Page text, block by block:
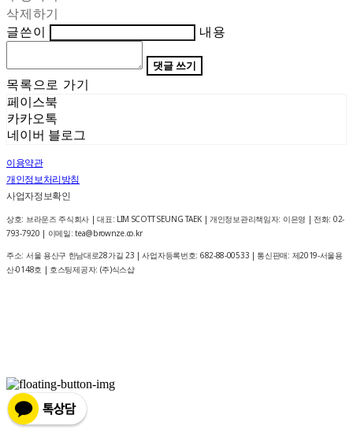
삭제하기
글쓴이
내용
댓글 쓰기
목록으로 가기
페이스북
카카오톡
네이버 블로그
이용약관
개인정보처리방침
사업자정보확인
상호: 브라운즈 주식회사 | 대표: LIM SCOTT SEUNG TAEK | 개인정보관리책임자: 이은영 | 전화: 02-
793-7920 | 이메일: tea@brownze.co.kr
주소: 서울 용산구 한남대로28가길 23 | 사업자등록번호: 682-88-00533 | 통신판매: 제2019-서울용
산-0148호 | 호스팅제공자: (주)식스샵